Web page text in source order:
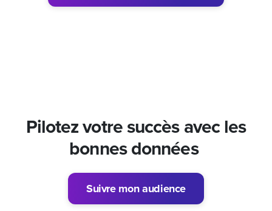
Pilotez votre succès avec les
bonnes données
Suivre mon audience